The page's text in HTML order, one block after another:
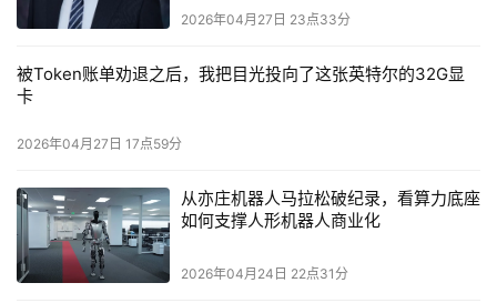
2026年04月27日 23点33分
被Token账单劝退之后，我把目光投向了这张英特尔的32G显
卡
2026年04月27日 17点59分
从亦庄机器人马拉松破纪录，看算力底座
如何支撑人形机器人商业化
2026年04月24日 22点31分